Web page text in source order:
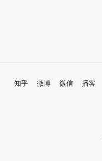
知乎 微博 微信 播客